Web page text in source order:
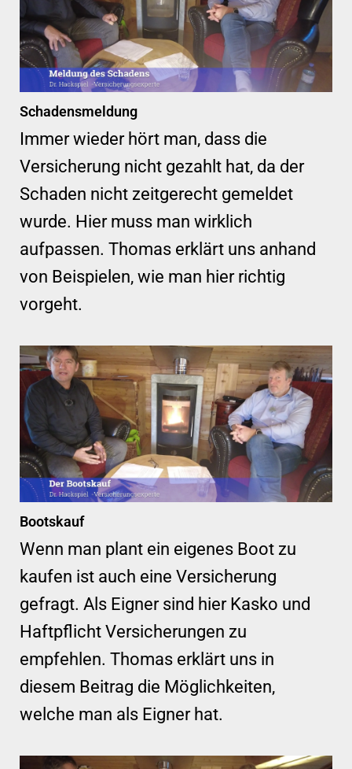
Schadensmeldung
Immer wieder hört man, dass die
Versicherung nicht gezahlt hat, da der
Schaden nicht zeitgerecht gemeldet
wurde. Hier muss man wirklich
aufpassen. Thomas erklärt uns anhand
von Beispielen, wie man hier richtig
vorgeht.
Bootskauf
Wenn man plant ein eigenes Boot zu
kaufen ist auch eine Versicherung
gefragt. Als Eigner sind hier Kasko und
Haftpflicht Versicherungen zu
empfehlen. Thomas erklärt uns in
diesem Beitrag die Möglichkeiten,
welche man als Eigner hat.